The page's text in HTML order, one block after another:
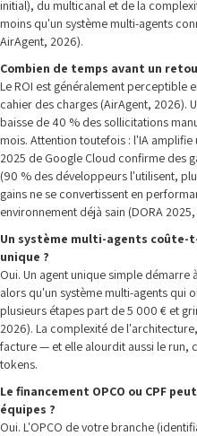
initial), du multicanal et de la
moins qu'un système multi-agents
AirAgent, 2026).
Combien de temps avant un
Le ROI est généralement perceptible
cahier des charges (AirAgent, 2026).
baisse de 40 % des sollicitations
mois. Attention toutefois : l'IA
2025 de Google Cloud confirme des
(90 % des développeurs l'utilisent,
gains ne se convertissent en
environnement déjà sain (DORA
Un système multi-agents coûte-
unique ?
Oui. Un agent unique simple démarre
alors qu'un système multi-agents qui
plusieurs étapes part de 5 000 € et
2026). La complexité de
facture — et elle alourdit aussi le run,
tokens.
Le financement OPCO ou CPF
équipes ?
Oui. L'OPCO de votre branche